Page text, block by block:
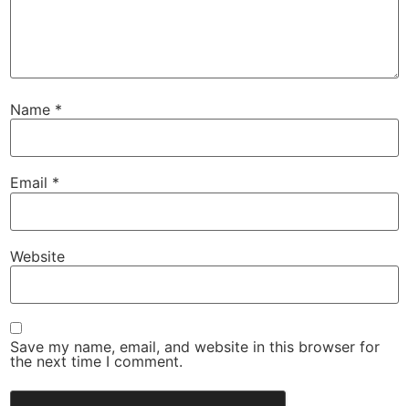
Name *
Email *
Website
Save my name, email, and website in this browser for
the next time I comment.